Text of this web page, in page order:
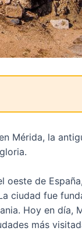
Mérida, la
oeste de
ciudad fue
Hoy en día,
más